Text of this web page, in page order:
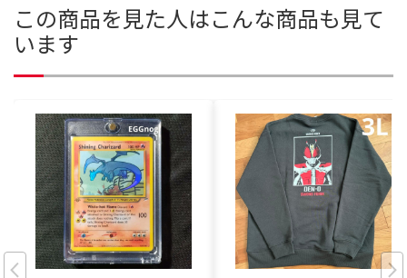
この商品を見た人はこんな商品も見て
います